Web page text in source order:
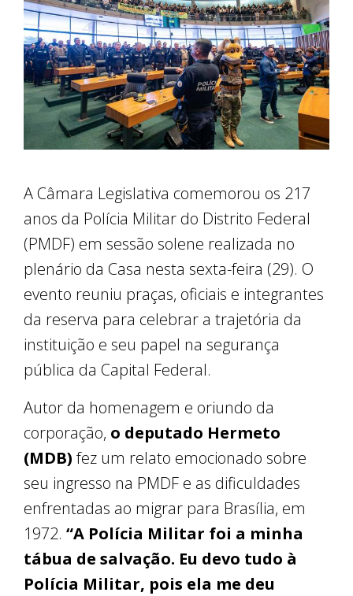
A Câmara Legislativa comemorou os 217
anos da Polícia Militar do Distrito Federal
(PMDF) em sessão solene realizada no
plenário da Casa nesta sexta-feira (29). O
evento reuniu praças, oficiais e integrantes
da reserva para celebrar a trajetória da
instituição e seu papel na segurança
pública da Capital Federal.
Autor da homenagem e oriundo da
corporação, o deputado Hermeto
(MDB) fez um relato emocionado sobre
seu ingresso na PMDF e as dificuldades
enfrentadas ao migrar para Brasília, em
1972. “A Polícia Militar foi a minha
tábua de salvação. Eu devo tudo à
Polícia Militar, pois ela me deu